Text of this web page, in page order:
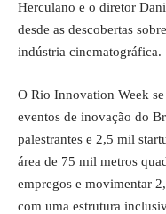
Herculano e o diretor
desde as descobertas
indústria cinematográfica.
O Rio Innovation Week
eventos de inovação do
palestrantes e 2,5 mil
área de 75 mil metros
empregos e movimentar
com uma estrutura